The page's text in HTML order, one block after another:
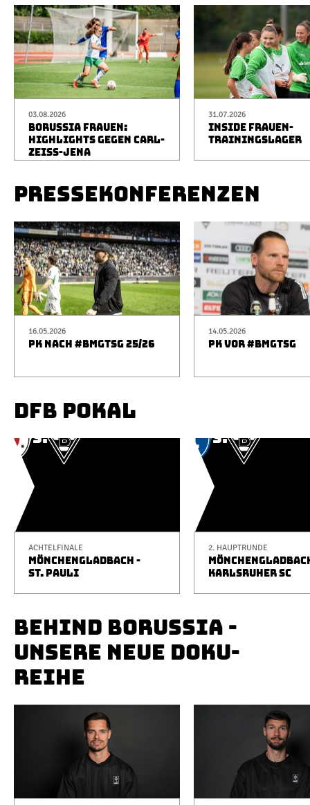
03.08.2026
BORUSSIA FRAUEN:
HIGHLIGHTS GEGEN CARL-
ZEISS-JENA
31.07.2026
INSIDE FRAUEN-
TRAININGSLAGER
PRESSEKONFERENZEN
16.05.2026
PK NACH #BMGTSG 25/26
14.05.2026
PK VOR #BMGTSG
DFB POKAL
ACHTELFINALE
MÖNCHENGLADBACH -
ST. PAULI
2. HAUPTRUNDE
KARLSRUHER SC
BEHIND BORUSSIA -
UNSERE NEUE DOKU-
REIHE